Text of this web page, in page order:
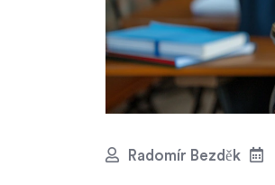
Radomír Bezděk